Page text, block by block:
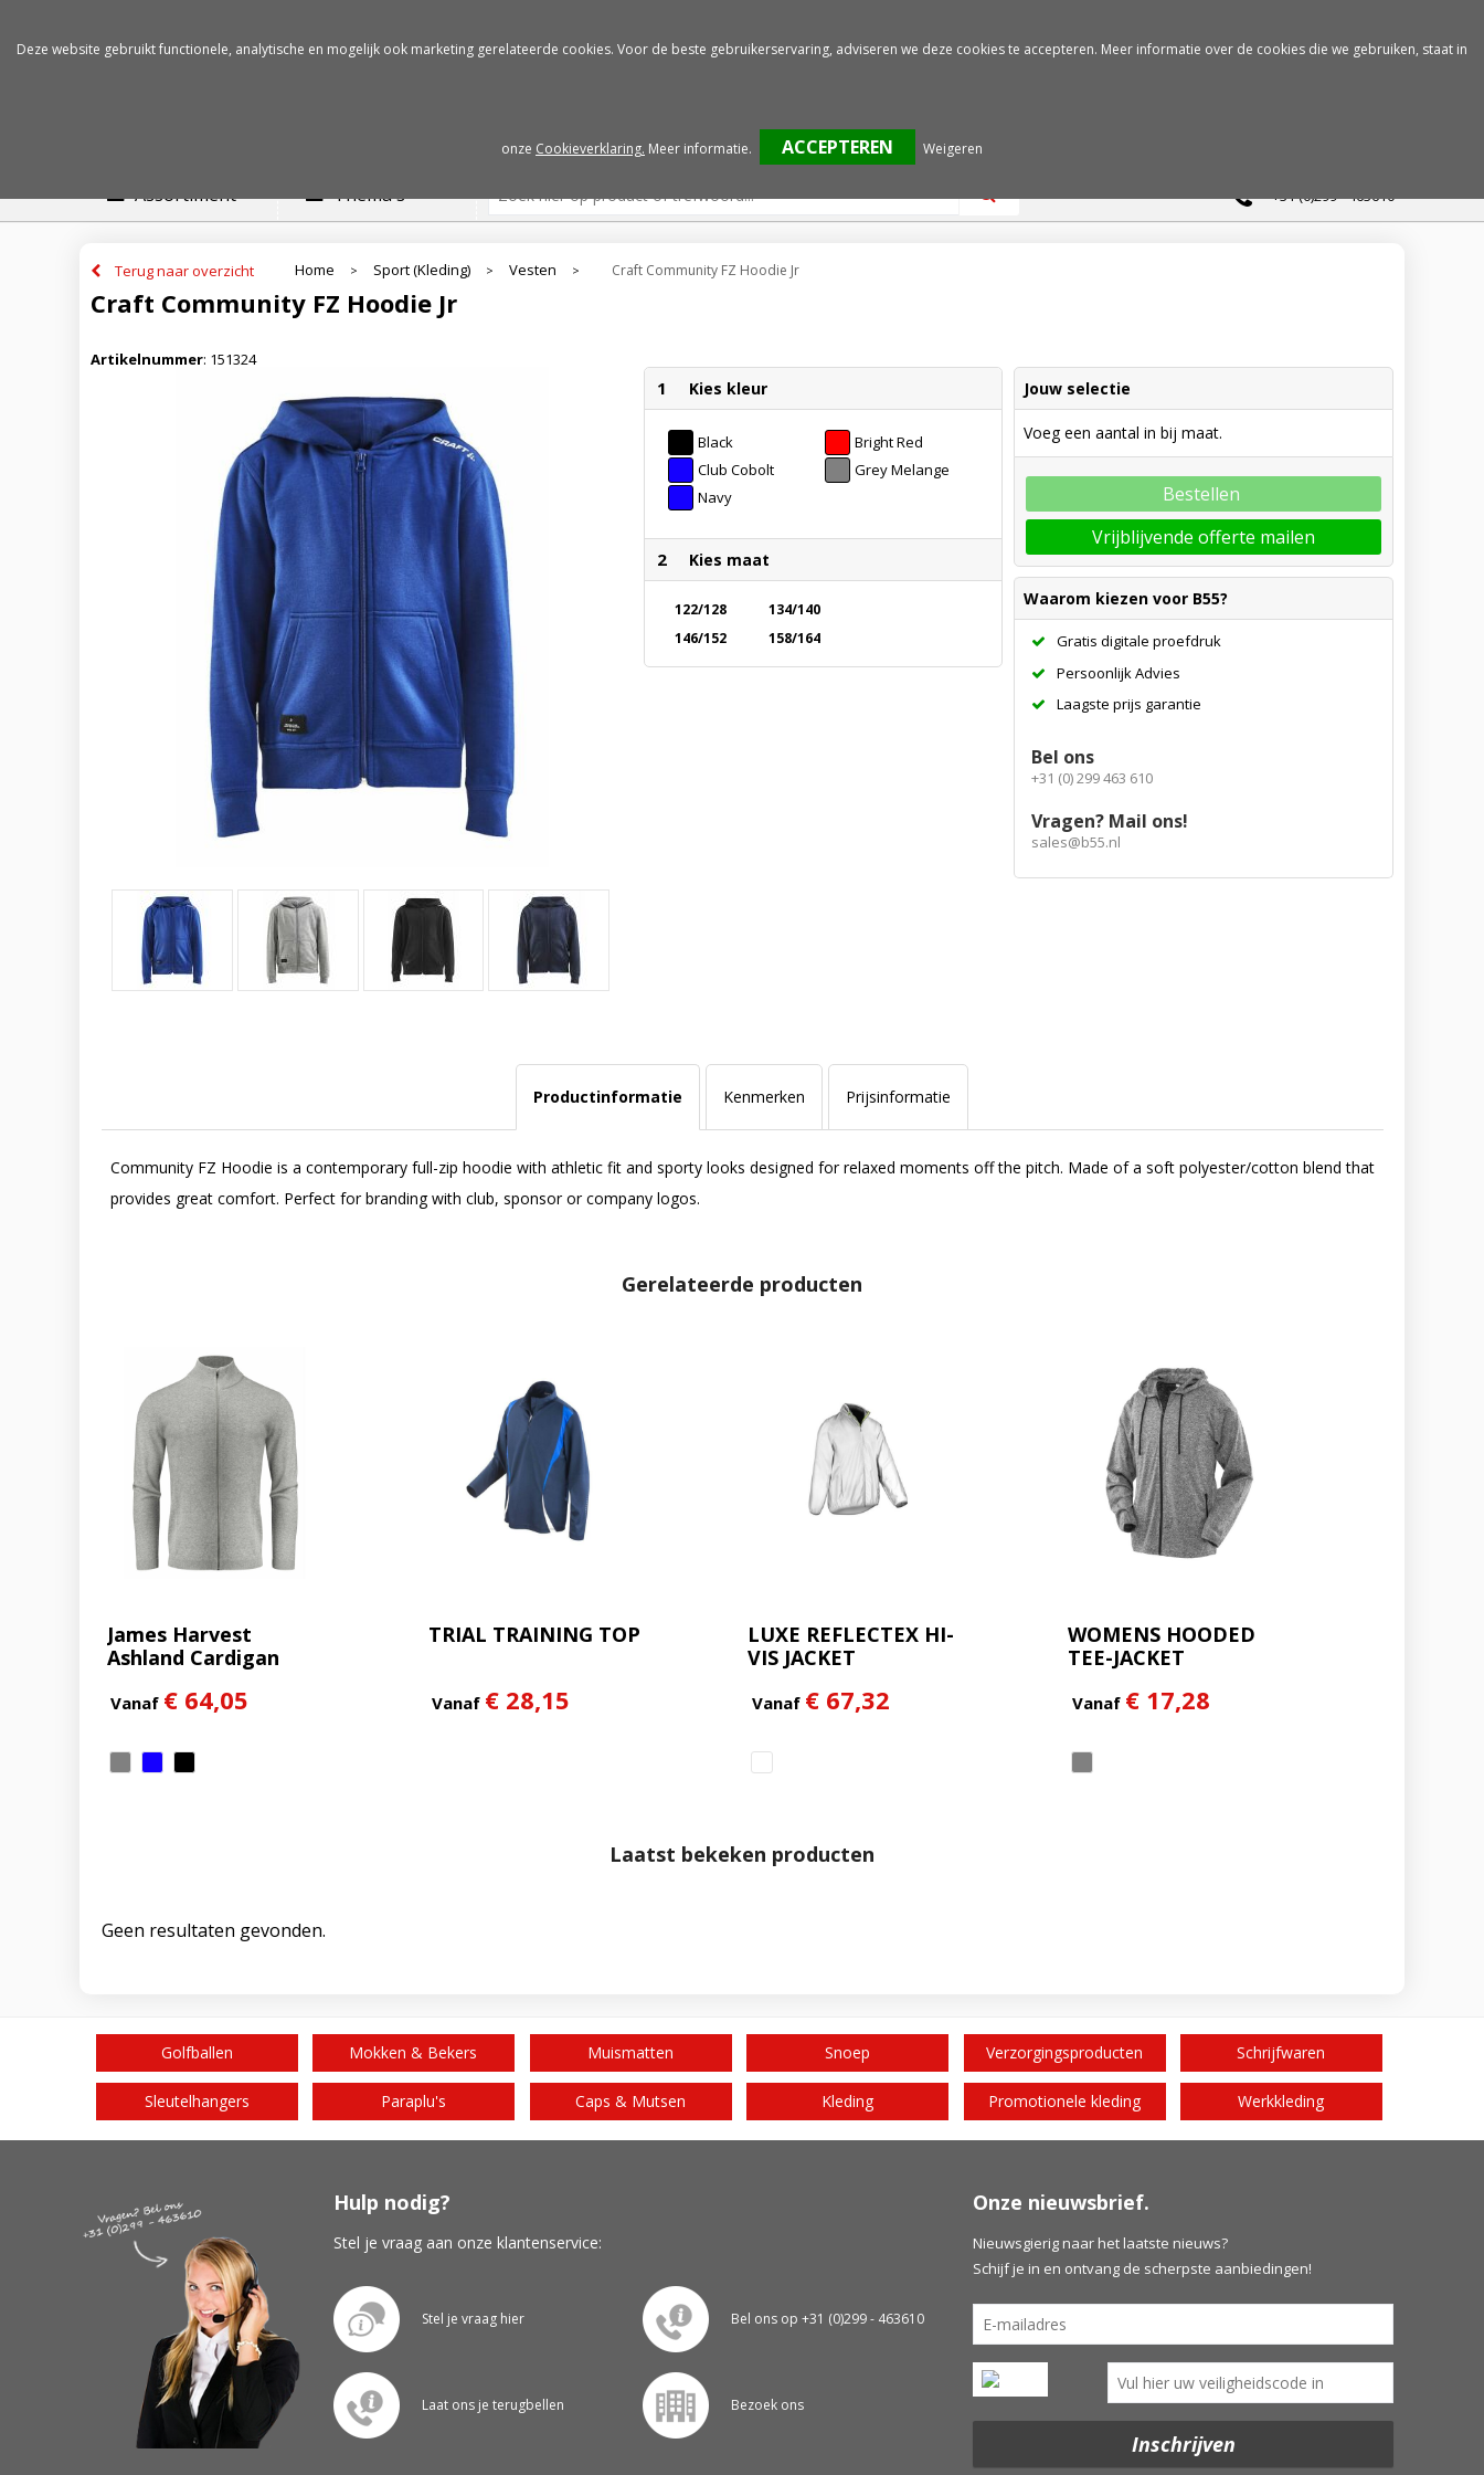
Assortiment Thema's +31 (0)299 - 463610
Terug naar overzicht Home > Sport (Kleding) > Vesten > Craft Community FZ Hoodie Jr
Craft Community FZ Hoodie Jr
Artikelnummer: 151324
1 Kies kleur
Black
Bright Red
Club Cobolt
Grey Melange
Navy
2 Kies maat
122/128
134/140
146/152
158/164
Jouw selectie
Voeg een aantal in bij maat.
Bestellen
Vrijblijvende offerte mailen
Waarom kiezen voor B55?
Gratis digitale proefdruk
Persoonlijk Advies
Laagste prijs garantie
Bel ons
+31 (0) 299 463 610
Vragen? Mail ons!
sales@b55.nl
Productinformatie Kenmerken Prijsinformatie
Community FZ Hoodie is a contemporary full-zip hoodie with athletic fit and sporty looks designed for relaxed moments off the pitch. Made of a soft polyester/cotton blend that
provides great comfort. Perfect for branding with club, sponsor or company logos.
Gerelateerde producten
James Harvest
Ashland Cardigan
Vanaf € 64,05
TRIAL TRAINING TOP
Vanaf € 28,15
LUXE REFLECTEX HI-
VIS JACKET
Vanaf € 67,32
WOMENS HOODED
TEE-JACKET
Vanaf € 17,28
Laatst bekeken producten
Geen resultaten gevonden.
Golfballen Mokken & Bekers Muismatten Snoep Verzorgingsproducten Schrijfwaren
Sleutelhangers Paraplu's Caps & Mutsen Kleding Promotionele kleding Werkkleding
Hulp nodig?
Stel je vraag aan onze klantenservice:
Stel je vraag hier Bel ons op +31 (0)299 - 463610
Laat ons je terugbellen Bezoek ons
Onze nieuwsbrief.
Nieuwsgierig naar het laatste nieuws?
Schijf je in en ontvang de scherpste aanbiedingen!
Deze website gebruikt functionele, analytische en mogelijk ook marketing gerelateerde cookies. Voor de beste gebruikerservaring, adviseren we deze cookies te accepteren. Meer informatie over de cookies die we gebruiken, staat in
onze Cookieverklaring. Meer informatie. Weigeren